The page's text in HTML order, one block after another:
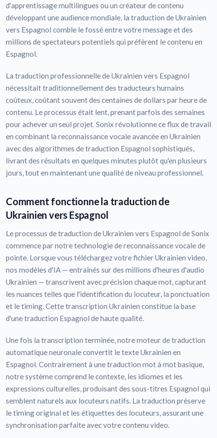
d'apprentissage multilingues ou un créateur de contenu
développant une audience mondiale, la traduction de Ukrainien
vers Espagnol comble le fossé entre votre message et des
millions de spectateurs potentiels qui préfèrent le contenu en
Espagnol.
La traduction professionnelle de Ukrainien vers Espagnol
nécessitait traditionnellement des traducteurs humains
coûteux, coûtant souvent des centaines de dollars par heure de
contenu. Le processus était lent, prenant parfois des semaines
pour achever un seul projet. Sonix révolutionne ce flux de travail
en combinant la reconnaissance vocale avancée en Ukrainien
avec des algorithmes de traduction Espagnol sophistiqués,
livrant des résultats en quelques minutes plutôt qu'en plusieurs
jours, tout en maintenant une qualité de niveau professionnel.
Comment fonctionne la traduction de
Ukrainien vers Espagnol
Le processus de traduction de Ukrainien vers Espagnol de Sonix
commence par notre technologie de reconnaissance vocale de
pointe. Lorsque vous téléchargez votre fichier Ukrainien video,
nos modèles d'IA — entraînés sur des millions d'heures d'audio
Ukrainien — transcrivent avec précision chaque mot, capturant
les nuances telles que l'identification du locuteur, la ponctuation
et le timing. Cette transcription Ukrainien constitue la base
d'une traduction Espagnol de haute qualité.
Une fois la transcription terminée, notre moteur de traduction
automatique neuronale convertit le texte Ukrainien en
Espagnol. Contrairement à une traduction mot à mot basique,
notre système comprend le contexte, les idiomes et les
expressions culturelles, produisant des sous-titres Espagnol qui
semblent naturels aux locuteurs natifs. La traduction préserve
le timing original et les étiquettes des locuteurs, assurant une
synchronisation parfaite avec votre contenu video.